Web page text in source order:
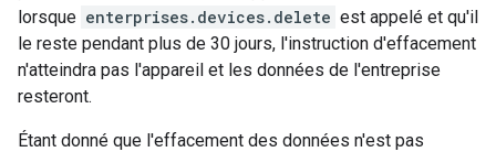
lorsque enterprises.devices.delete est appelé et qu'il
le reste pendant plus de 30 jours, l'instruction d'effacement
n'atteindra pas l'appareil et les données de l'entreprise
resteront.
Étant donné que l'effacement des données n'est pas